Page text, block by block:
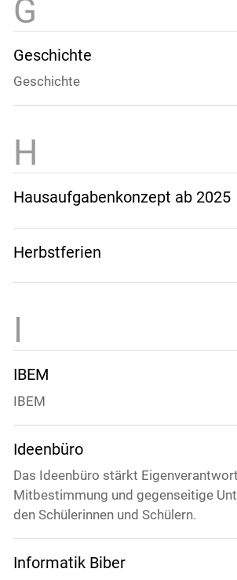
Geschichte
Geschichte
Hausaufgabenkonzept ab 2025
Herbstferien
IBEM
IBEM
Ideenbüro
Das Ideenbüro stärkt
Mitbestimmung und gegenseitige
den Schülerinnen und Schülern.
Informatik Biber